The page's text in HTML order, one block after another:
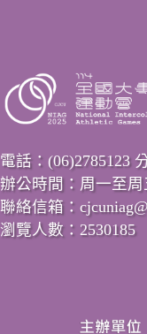
電話：(06)2785123
辦公時間：周一至周
聯絡信箱：
瀏覽人數：2530185